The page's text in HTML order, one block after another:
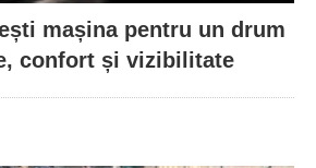
mașina pentru un drum
confort și vizibilitate